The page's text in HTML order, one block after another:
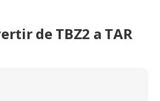
de TBZ2 a TAR